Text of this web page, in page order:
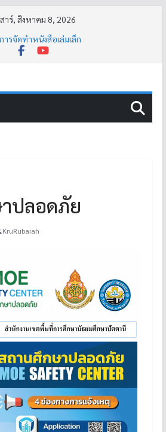
าร์, สิงหาคม 8, 2026
รจัดทำหนังสือเล่มเล็ก
เรียนเป็นกรณีพิเศษ (น้ำท่วม)
ปลอดภัย
KruRubaiah